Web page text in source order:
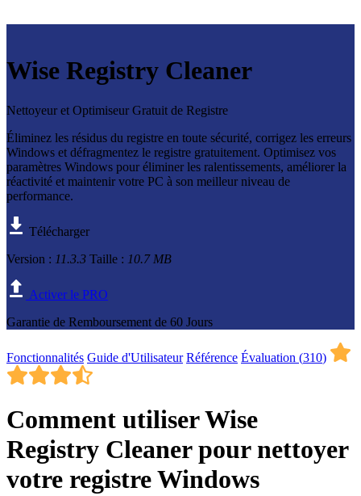
Wise Registry Cleaner
Nettoyeur et Optimiseur Gratuit de Registre
Éliminez les résidus du registre en toute sécurité, corrigez les erreurs
Windows et défragmentez le registre gratuitement. Optimisez vos
paramètres Windows pour éliminer les ralentissements, améliorer la
réactivité et maintenir votre PC à son meilleur niveau de
performance.
Télécharger
Version : 11.3.3 Taille : 10.7 MB
Activer le PRO
Garantie de Remboursement de 60 Jours
Fonctionnalités Guide d'Utilisateur Référence Évaluation (310)
Comment utiliser Wise
Registry Cleaner pour nettoyer
votre registre Windows